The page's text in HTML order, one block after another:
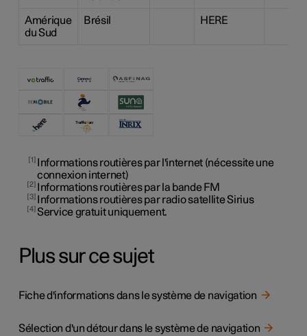
Amérique
du Sud
Brésil HERE
1
Informations routières par l'internet (nécessite une
connexion internet)
2 Informations routières par la bande FM
3 Informations routières par radio satellite Sirius
4 Service gratuit uniquement.
Plus sur ce sujet
Fiche d'informations dans le système de navigation
Sélection d'un détour dans le système de navigation